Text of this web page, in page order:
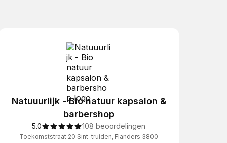
Natuuurlijk - Bio natuur kapsalon &
barbershop
5.0 108 beoordelingen
Toekomststraat 20 Sint-truiden, Flanders 3800